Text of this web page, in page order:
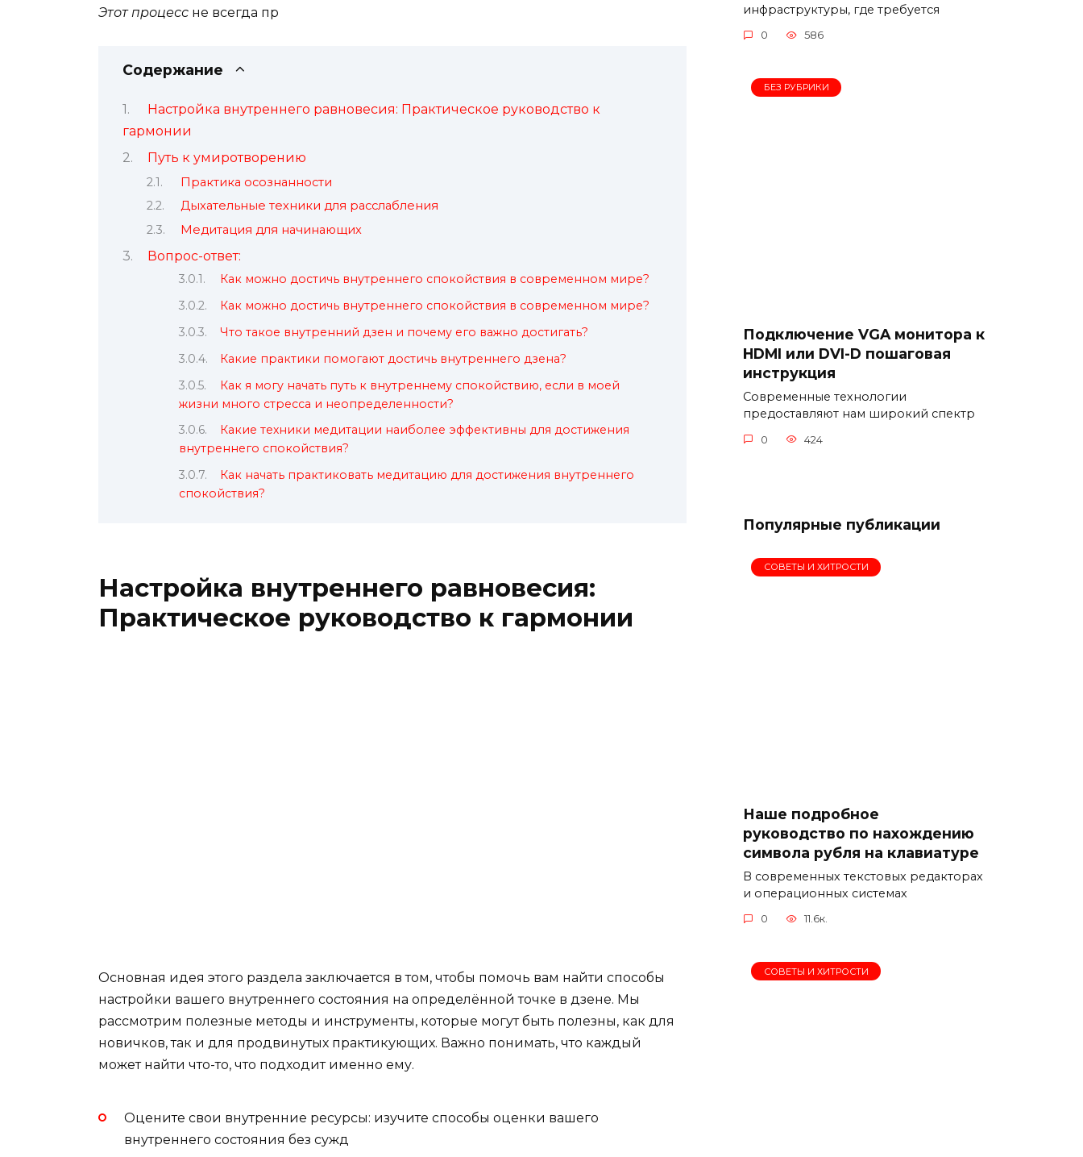
Этот процесс не всегда пр
Содержание
Настройка внутреннего равновесия: Практическое руководство к
гармонии
Путь к умиротворению
Практика осознанности
Дыхательные техники для расслабления
Медитация для начинающих
Вопрос-ответ:
Как можно достичь внутреннего спокойствия в современном мире?
Как можно достичь внутреннего спокойствия в современном мире?
Что такое внутренний дзен и почему его важно достигать?
Какие практики помогают достичь внутреннего дзена?
Как я могу начать путь к внутреннему спокойствию, если в моей
жизни много стресса и неопределенности?
Какие техники медитации наиболее эффективны для достижения
внутреннего спокойствия?
Как начать практиковать медитацию для достижения внутреннего
спокойствия?
Настройка внутреннего равновесия:
Практическое руководство к гармонии
Основная идея этого раздела заключается в том, чтобы помочь вам найти способы
настройки вашего внутреннего состояния на определённой точке в дзене. Мы
рассмотрим полезные методы и инструменты, которые могут быть полезны, как для
новичков, так и для продвинутых практикующих. Важно понимать, что каждый
может найти что-то, что подходит именно ему.
Оцените свои внутренние ресурсы: изучите способы оценки вашего
внутреннего состояния без сужд
инфраструктуры, где требуется
0 586
БЕЗ РУБРИКИ
Подключение VGA монитора к
HDMI или DVI-D пошаговая
инструкция
Современные технологии
предоставляют нам широкий спектр
0 424
Популярные публикации
СОВЕТЫ И ХИТРОСТИ
Наше подробное
руководство по нахождению
символа рубля на клавиатуре
В современных текстовых редакторах
и операционных системах
0 11.6к.
СОВЕТЫ И ХИТРОСТИ